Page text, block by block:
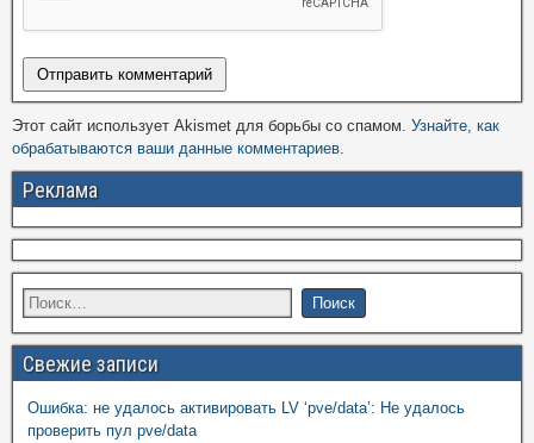
Этот сайт использует Akismet для борьбы со спамом. Узнайте, как
обрабатываются ваши данные комментариев
Реклама
Свежие записи
Ошибка: не удалось активировать LV ‘pve/data’: Не удалось
проверить пул pve/data